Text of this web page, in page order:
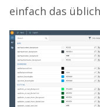
einfach das